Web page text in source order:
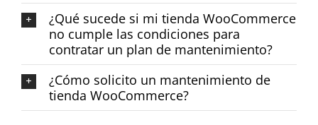
¿Qué sucede si mi tienda WooCommerce
no cumple las condiciones para
contratar un plan de mantenimiento?
¿Cómo solicito un mantenimiento de
tienda WooCommerce?